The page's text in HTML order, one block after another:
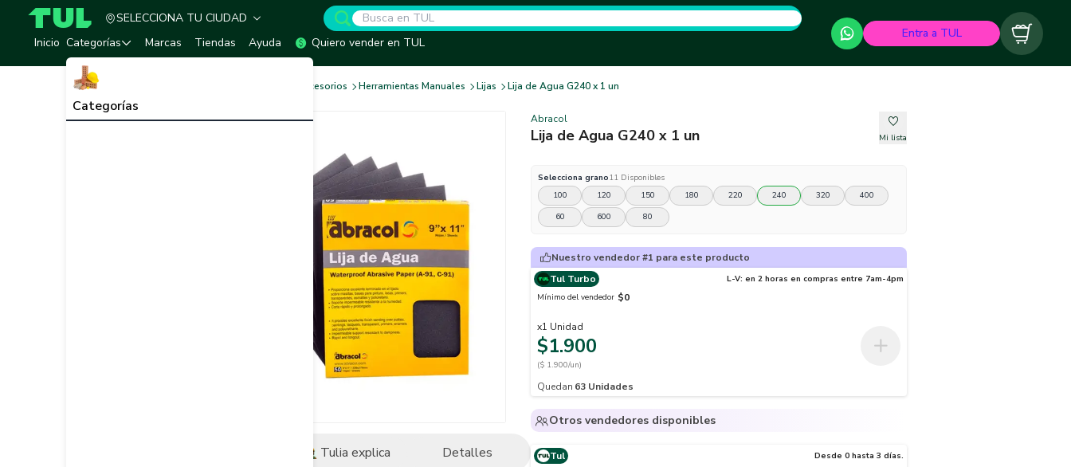
TUL - Tu Marketplace de Construcción
SELECCIONA TU CIUDAD
Inicio Categorías
Categorías
Marcas Tiendas Ayuda Quiero vender en TUL
Entra a TUL Carrito
Herramientas, Equipos y Accesorios Herramientas Manuales Lijas Lija de Agua G240 x 1 un
Tulia explica Detalles
Abracol
Lija de Agua G240 x 1 un Mi lista
Selecciona grano11 Disponibles
100
120 150 180 220 240 320
400
60
600 80
Nuestro vendedor #1 para este producto
Tul Turbo
L-V: en 2 horas en compras entre 7am-4pm
Mínimo del vendedor $0
x1 Unidad
$1.900
($ 1.900/un)
Quedan 63 Unidades
Otros vendedores disponibles
Tul
Desde 0 hasta 3 días.